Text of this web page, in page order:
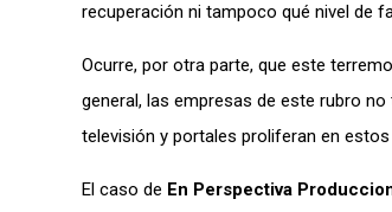
recuperación ni tampoco qué nivel de
Ocurre, por otra parte, que este
general, las empresas de este rubro
televisión y portales proliferan en
El caso de En Perspectiva